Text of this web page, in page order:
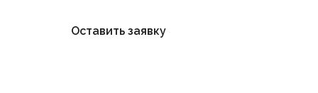
Оставить заявку